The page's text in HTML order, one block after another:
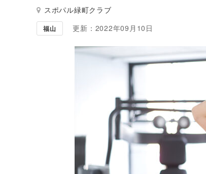
スポパル緑町クラブ
福山 更新：2022年09月10日